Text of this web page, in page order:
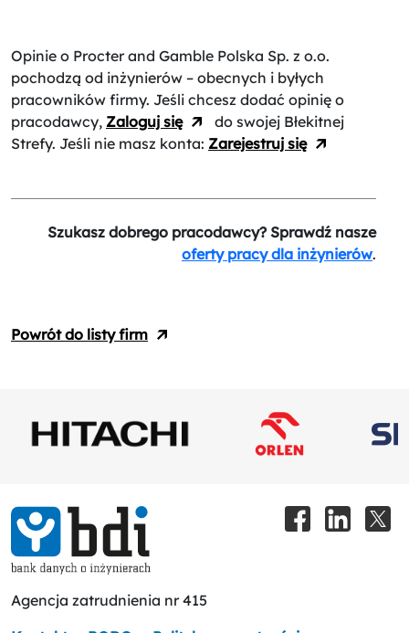
Opinie o Procter and Gamble Polska Sp. z o.o.
pochodzą od inżynierów – obecnych i byłych
pracowników firmy. Jeśli chcesz dodać opinię o
pracodawcy, Zaloguj się
do swojej Błekitnej
Strefy. Jeśli nie masz konta: Zarejestruj się
Szukasz dobrego pracodawcy? Sprawdź nasze
oferty pracy dla inżynierów.
Powrót do listy firm
Agencja zatrudnienia nr 415